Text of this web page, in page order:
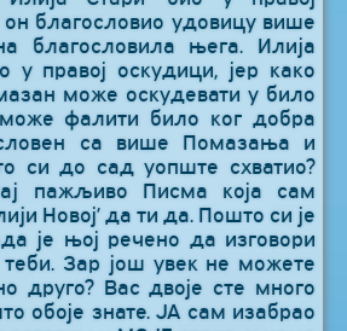
он благословио удовицу више
благословила њега. Илија
у правој оскудици, јер како
може оскудевати у било
фалити било ког добра
са више Помазања и
си до сад уопште схватио?
пажљиво Писма која сам
Новој’ да ти да. Пошто си је
је њој речено да изговори
теби. Зар још увек не можете
друго? Вас двоје сте много
обоје знате. ЈА сам изабрао